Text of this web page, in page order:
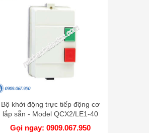
Bộ khởi động trực tiếp động cơ
lắp sẵn - Model QCX2/LE1-40
Gọi ngay: 0909.067.950